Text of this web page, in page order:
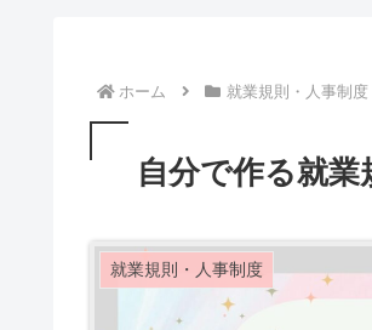
ホーム 就業規則・人事制度
自分で作る就
就業規則・人事制度